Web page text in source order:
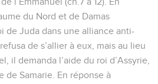
du Nord et de Damas
de Juda dans une alliance anti-
de s’allier à eux, mais au lieu
il demanda l’aide du roi d’Assyrie,
de Samarie. En réponse à